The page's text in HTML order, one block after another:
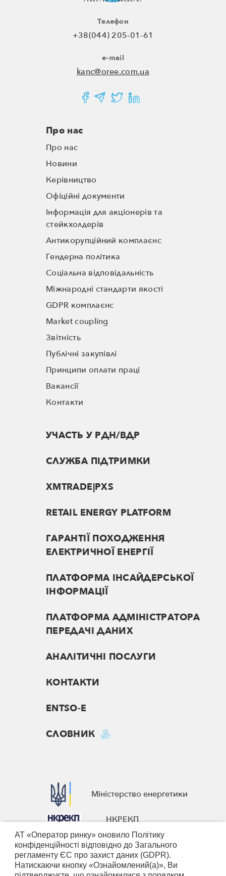
Телефон
+38(044) 205-01-61
e-mail
kanc@oree.com.ua
Про нас
Про нас
Новини
Керівництво
Офіційні документи
Інформація для акціонерів та
стейкхолдерів
Антикорупційний комплаєнс
Гендерна політика
Соціальна відповідальність
Міжнародні стандарти якості
GDPR комплаєнс
Market coupling
Звітність
Публічні закупівлі
Принципи оплати праці
Вакансії
Контакти
УЧАСТЬ У РДН/ВДР
СЛУЖБА ПІДТРИМКИ
XMTRADE|PXS
RETAIL ENERGY PLATFORM
ГАРАНТІЇ ПОХОДЖЕННЯ
ЕЛЕКТРИЧНОЇ ЕНЕРГІЇ
ПЛАТФОРМА ІНСАЙДЕРСЬКОЇ
ІНФОРМАЦІЇ
ПЛАТФОРМА АДМІНІСТРАТОРА
ПЕРЕДАЧІ ДАНИХ
АНАЛІТИЧНІ ПОСЛУГИ
КОНТАКТИ
ENTSO-E
СЛОВНИК
Міністерство енергетики
НКРЕКП
European Business Association
Nominated Electricity Market
АТ «Оператор ринку» оновило Політику
конфіденційності відповідно до Загального
регламенту ЄС про захист даних (GDPR).
Натискаючи кнопку «Ознайомлений(а)», Ви